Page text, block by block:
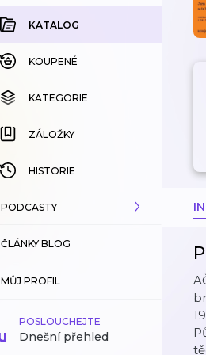
KATALOG
KOUPENÉ
KATEGORIE
ZÁLOŽKY
HISTORIE
PODCASTY
KATALOG
KATEGORIE
ZÁLOŽKY
ČLÁNKY BLOG
MŮJ PROFIL
POSLOUCHEJTE
Dnešní přehled